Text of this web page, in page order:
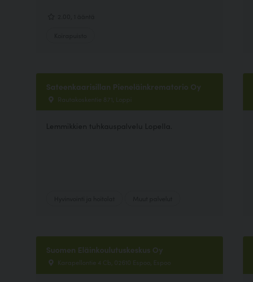
Sateenkaarisillan Pieneläinkrematorio Oy
Rautakoskentie 871, Loppi
Lemmikkien tuhkauspalvelu Lopella.
Suomen Eläinkoulutuskeskus Oy
Karapellontie 4 Cb, 02610 Espoo, Espoo